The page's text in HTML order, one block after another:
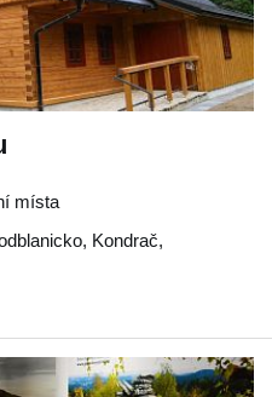
místa
, Kondrač,